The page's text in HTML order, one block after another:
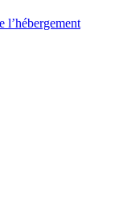
l’hébergement